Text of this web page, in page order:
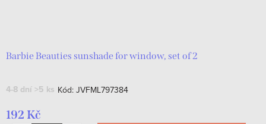
Barbie Beauties sunshade for window, set of 2
4-8 dní >5 ks Kód: JVFML797384
192 Kč